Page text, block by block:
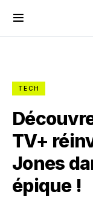
TECH
TV+
Jones
épique !